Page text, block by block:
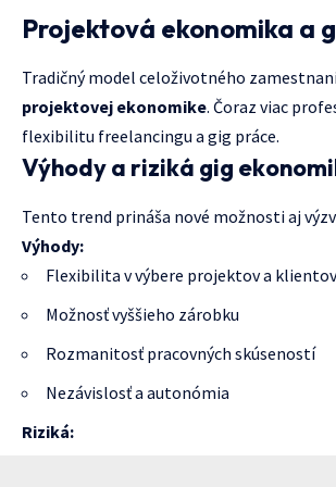
Projektová ekonomika a
Tradičný model celoživotného
projektovej ekonomike. Čoraz viac
flexibilitu freelancingu a gig práce.
Výhody a riziká gig
Tento trend prináša nové možnosti aj
Výhody:
Flexibilita v výbere projektov a klientov
Možnosť vyššieho zárobku
Rozmanitosť pracovných skúseností
Nezávislosť a autonómia
Riziká: